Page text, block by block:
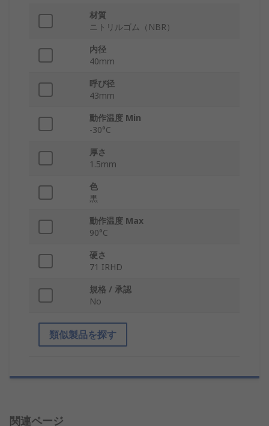
材質
ニトリルゴム（NBR）
内径
40mm
呼び径
43mm
動作温度 Min
-30°C
厚さ
1.5mm
色
黒
動作温度 Max
90°C
硬さ
71 IRHD
規格 / 承認
No
類似製品を探す
関連ページ